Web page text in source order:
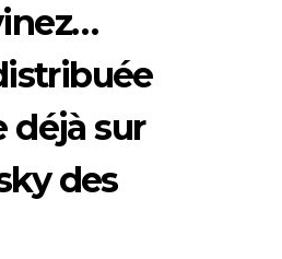
déjà sur
des